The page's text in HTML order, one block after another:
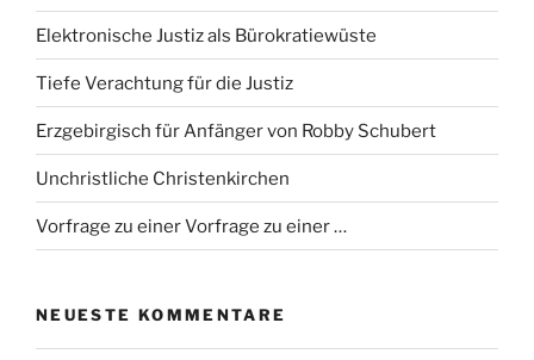
Elektronische Justiz als Bürokratiewüste
Tiefe Verachtung für die Justiz
Erzgebirgisch für Anfänger von Robby Schubert
Unchristliche Christenkirchen
Vorfrage zu einer Vorfrage zu einer …
NEUESTE KOMMENTARE